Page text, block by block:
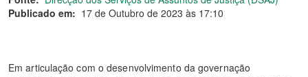
Publicado em: 17 de Outubro de 2023 às 17:10
Em articulação com o desenvolvimento da governação